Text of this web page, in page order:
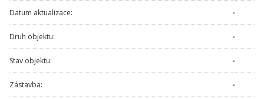
Datum aktualizace: -
Druh objektu: -
Stav objektu: -
Zástavba: -